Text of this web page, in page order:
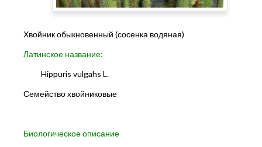
Хвойник обыкновенный (сосенка водяная)
Латинское название:
Hippuris vulgahs L.
Семейство хвойниковые
Биологическое описание